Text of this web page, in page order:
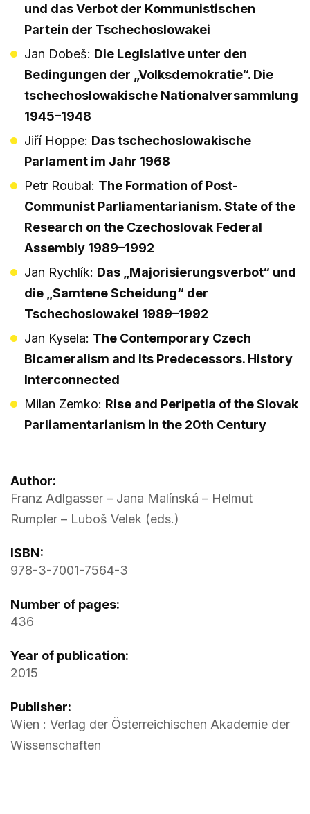
und das Verbot der Kommunistischen
Partein der Tschechoslowakei
Jan Dobeš: Die Legislative unter den
Bedingungen der „Volksdemokratie“. Die
tschechoslowakische Nationalversammlung
1945–1948
Jiří Hoppe: Das tschechoslowakische
Parlament im Jahr 1968
Petr Roubal: The Formation of Post-
Communist Parliamentarianism. State of the
Research on the Czechoslovak Federal
Assembly 1989–1992
Jan Rychlík: Das „Majorisierungsverbot“ und
die „Samtene Scheidung“ der
Tschechoslowakei 1989–1992
Jan Kysela: The Contemporary Czech
Bicameralism and Its Predecessors. History
Interconnected
Milan Zemko: Rise and Peripetia of the Slovak
Parliamentarianism in the 20th Century
Author:
Franz Adlgasser – Jana Malínská – Helmut
Rumpler – Luboš Velek (eds.)
ISBN:
978-3-7001-7564-3
Number of pages:
436
Year of publication:
2015
Publisher:
Wien : Verlag der Österreichischen Akademie der
Wissenschaften